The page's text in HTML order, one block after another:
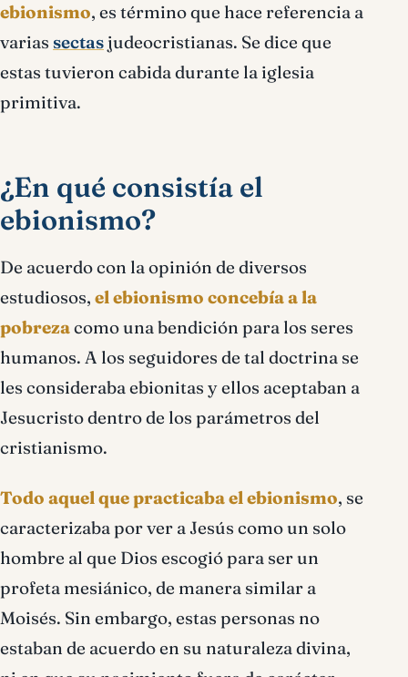
ebionismo, es término que hace referencia a
varias sectas judeocristianas. Se dice que
estas tuvieron cabida durante la iglesia
primitiva.
¿En qué consistía el
ebionismo?
De acuerdo con la opinión de diversos
estudiosos, el ebionismo concebía a la
pobrezacomo una bendición para los seres
humanos. A los seguidores de tal doctrina se
les consideraba ebionitas y ellos aceptaban a
Jesucristo dentro de los parámetros del
cristianismo.
Todo aquel que practicaba el ebionismo, se
caracterizaba por ver a Jesús como un solo
hombre al que Dios escogió para ser un
profeta mesiánico, de manera similar a
Moisés. Sin embargo, estas personas no
estaban de acuerdo en su naturaleza divina,